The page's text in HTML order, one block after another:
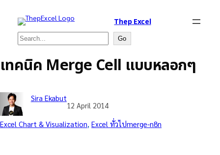
Thep Excel
Search Go
เทคนิค Merge Cell แบบหลอกๆ
Sira Ekabut
12 April 2014
Excel Chart & Visualization Excel ทั่วไปmerge-n8n